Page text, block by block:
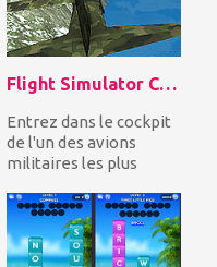
Flight Simulator C130
Entrez dans le cockpit
de l'un des avions
militaires les plus
conquérir l...